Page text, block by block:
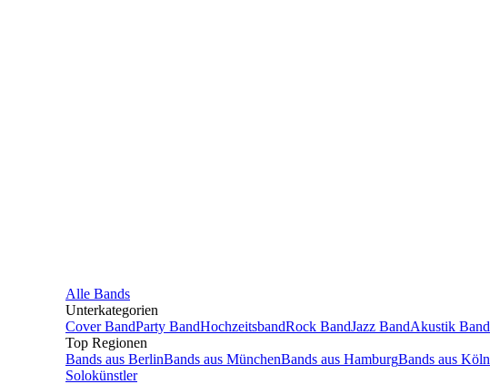
Alle Bands
Unterkategorien
Cover BandParty BandHochzeitsbandRock BandJazz BandAkustik Band
Top Regionen
Bands aus BerlinBands aus MünchenBands aus HamburgBands aus Köln
Solokünstler